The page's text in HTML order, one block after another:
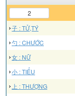
2
子 : TỬ,TÝ
勺 : CHƯỚC
女 : NỮ
小 : TIỂU
上 : THƯỢNG